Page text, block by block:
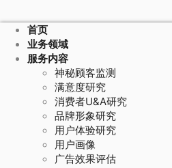
首页
业务领域
服务内容
神秘顾客监测
满意度研究
消费者U&A研究
品牌形象研究
用户体验研究
用户画像
广告效果评估